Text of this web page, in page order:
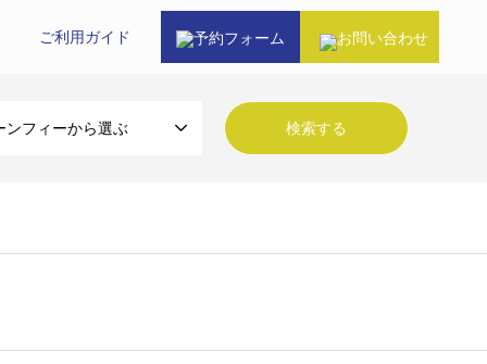
ご利⽤ガイド 予約フォーム お問い合わせ
ンフィーから選ぶ